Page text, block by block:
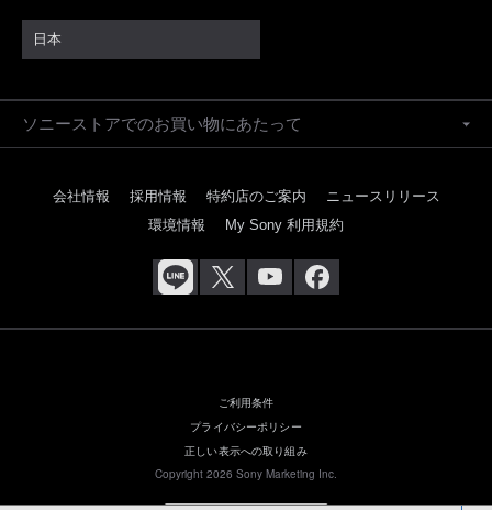
日本
ソニーストアでのお買い物にあたって
会社情報 採用情報 特約店のご案内
ニュースリリース
環境情報
My Sony 利用規約
ご利用条件
プライバシーポリシー
正しい表示への取り組み
Copyright 2026 Sony Marketing Inc.